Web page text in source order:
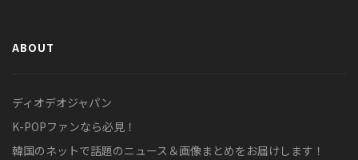
ABOUT
ディオデオジャパン
K-POPファンなら必見！
韓国のネットで話題のニュース＆画像まとめをお届けします！